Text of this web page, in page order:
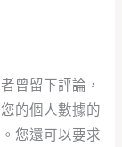
曾留下評論，
的個人數據的
您還可以要求